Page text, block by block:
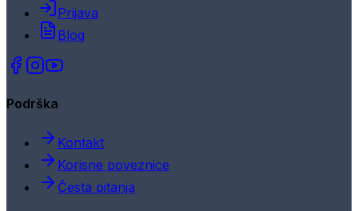
Prijava
Blog
Podrška
Kontakt
Korisne poveznice
Česta pitanja